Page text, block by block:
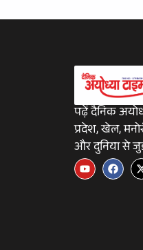
पढ़ें दैनिक
प्रदेश, खेल,
और दुनिया से